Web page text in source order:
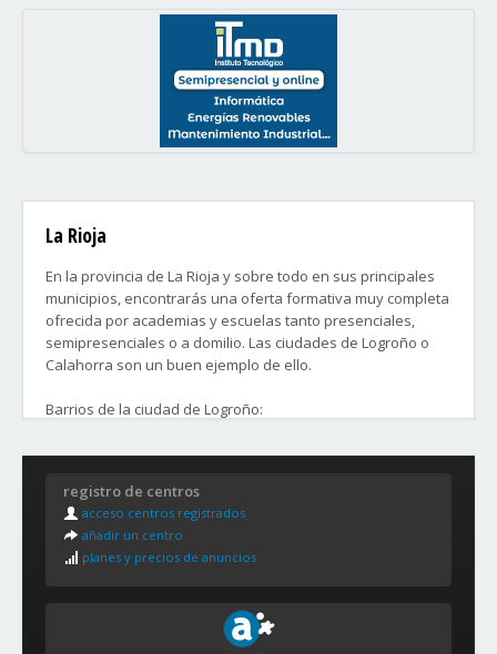
La Rioja
En la provincia de La Rioja y sobre todo en sus principales
municipios, encontrarás una oferta formativa muy completa
ofrecida por academias y escuelas tanto presenciales,
semipresenciales o a domilio. Las ciudades de Logroño o
Calahorra son un buen ejemplo de ello.
Barrios de la ciudad de Logroño:
- El Cortijo
- Yagüe
registro de centros
acceso centros registrados
añadir un centro
planes y precios de anuncios